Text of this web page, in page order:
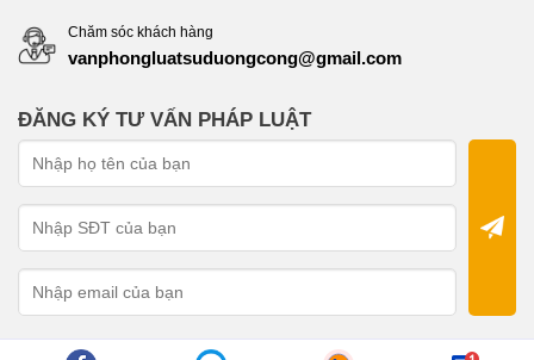
Chăm sóc khách hàng
vanphongluatsuduongcong@gmail.com
ĐĂNG KÝ TƯ VẤN PHÁP LUẬT